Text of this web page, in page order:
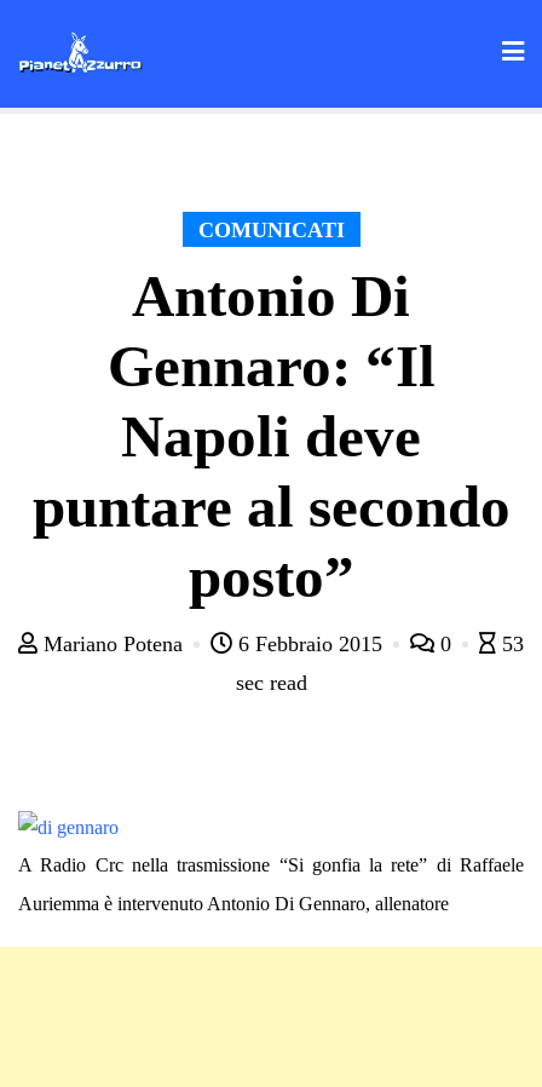
COMUNICATI
Antonio Di
Gennaro: “Il
Napoli deve
puntare al secondo
posto”
Mariano Potena 6 Febbraio 2015 0
53
sec read
A Radio Crc nella trasmissione “Si gonfia la rete” di Raffaele
Auriemma è intervenuto Antonio Di Gennaro, allenatore